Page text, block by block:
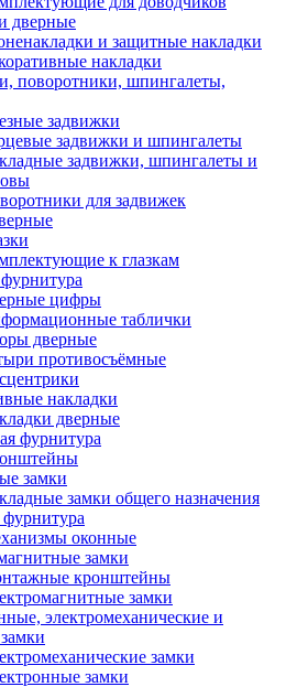
дверные
и защитные накладки
накладки
поворотники, шпингалеты,
задвижки
задвижки и шпингалеты
задвижки, шпингалеты и
для задвижек
к глазкам
цифры
таблички
дверные
противосъёмные
накладки
дверные
фурнитура
замки
замки общего назначения
оконные
замки
кронштейны
замки
электромеханические и
замки
замки